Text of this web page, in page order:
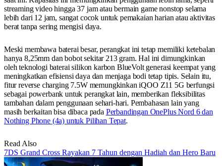
streaming video hingga 37 jam atau bermain game nonstop selama
lebih dari 12 jam, sangat cocok untuk pemakaian harian atau aktivitas
berat tanpa sering mengisi daya.
Meski membawa baterai besar, perangkat ini tetap memiliki ketebalan
hanya 8,25mm dan bobot sekitar 213 gram. Hal ini dimungkinkan
oleh teknologi baterai silikon karbon BlueVolt generasi keempat yang
meningkatkan efisiensi daya dan menjaga bodi tetap tipis. Selain itu,
fitur reverse charging 7.5W memungkinkan iQOO Z11 5G berfungsi
sebagai powerbank untuk perangkat lain, memberikan fleksibilitas
tambahan dalam penggunaan sehari-hari. Pembahasan lain yang
masih berkaitan bisa dibaca pada Perbandingan OnePlus Nord 6 dan
Nothing Phone (4a) untuk Pilihan Tepat.
Read Also
7DS Grand Cross Rayakan 7 Tahun dengan Hadiah dan Hero Baru